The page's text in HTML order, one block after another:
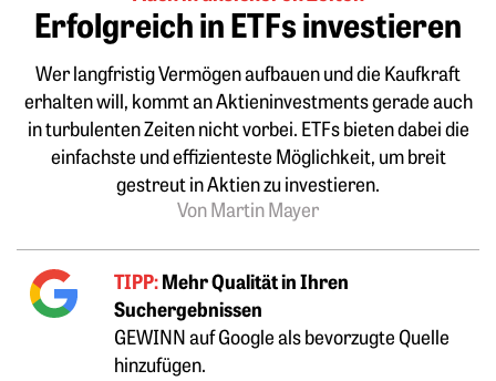
Erfolgreich in ETFs investieren
Wer langfristig Vermögen aufbauen und die Kaufkraft
erhalten will, kommt an Aktieninvestments gerade auch
in turbulenten Zeiten nicht vorbei. ETFs bieten dabei die
einfachste und effizienteste Möglichkeit, um breit
gestreut in Aktien zu investieren.
Von Martin Mayer
TIPP:Mehr Qualität in Ihren
Suchergebnissen
GEWINN auf Google als bevorzugte Quelle
hinzufügen.